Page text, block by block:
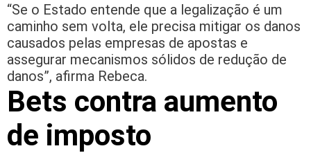
“Se o Estado entende que a legalização é um
caminho sem volta, ele precisa mitigar os danos
causados pelas empresas de apostas e
assegurar mecanismos sólidos de redução de
danos”, afirma Rebeca.
Bets contra aumento
de imposto